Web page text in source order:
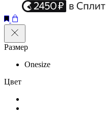
Размер
Onesize
Цвет